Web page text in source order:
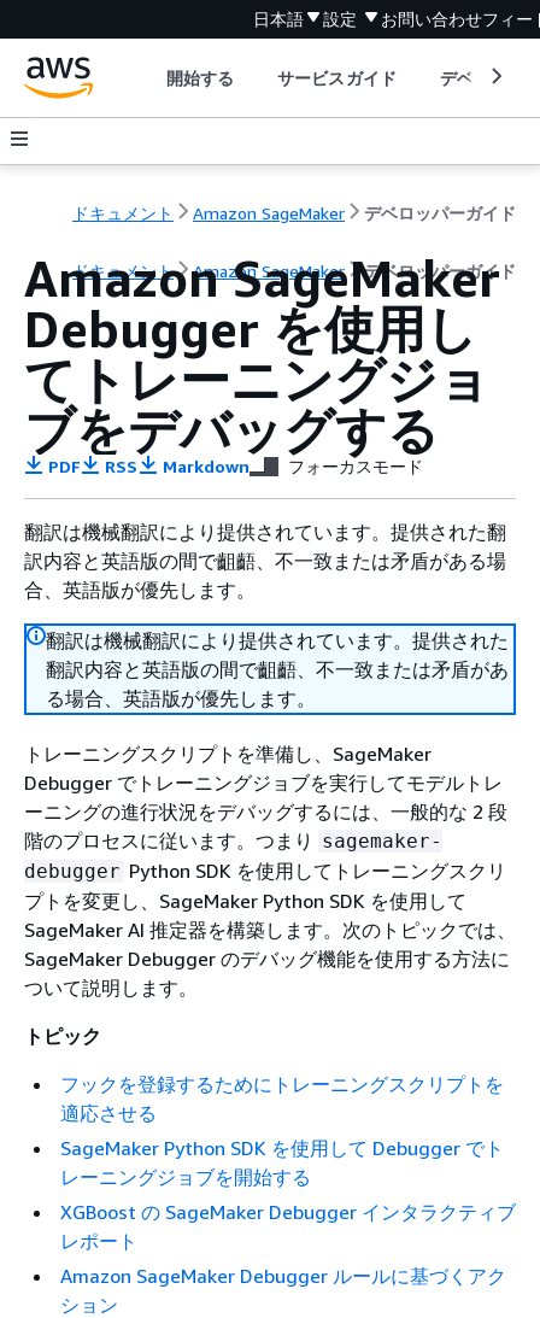
日本語 設定 お問い合わせフィー
開始する サービスガイド デベロッパ
ドキュメント Amazon SageMaker デベロッパーガイド
ドキュメント Amazon SageMaker デベロッパーガイド
Amazon SageMaker
Debugger を使用し
てトレーニングジョ
ブをデバッグする
PDF RSS Markdown フォーカスモード
翻訳は機械翻訳により提供されています。提供された翻
訳内容と英語版の間で齟齬、不一致または矛盾がある場
合、英語版が優先します。
翻訳は機械翻訳により提供されています。提供された
翻訳内容と英語版の間で齟齬、不一致または矛盾があ
る場合、英語版が優先します。
トレーニングスクリプトを準備し、SageMaker
Debugger でトレーニングジョブを実行してモデルトレ
ーニングの進行状況をデバッグするには、一般的な 2 段
階のプロセスに従います。つまり
sagemaker-
debugger Python SDK を使用してトレーニングスクリ
プトを変更し、SageMaker Python SDK を使用して
SageMaker AI 推定器を構築します。次のトピックでは、
SageMaker Debugger のデバッグ機能を使用する方法に
ついて説明します。
トピック
フックを登録するためにトレーニングスクリプトを
適応させる
SageMaker Python SDK を使用して Debugger でト
レーニングジョブを開始する
XGBoost の SageMaker Debugger インタラクティブ
レポート
Amazon SageMaker Debugger ルールに基づくアク
ション